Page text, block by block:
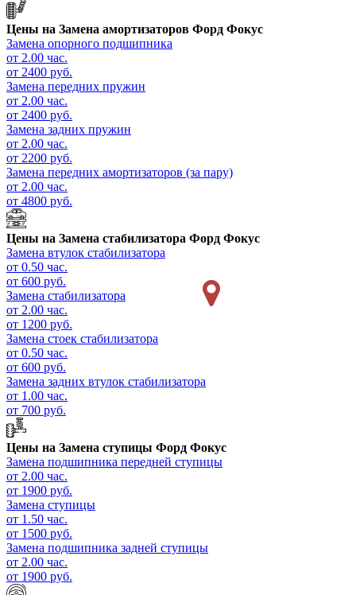
Цены на Замена амортизаторов Форд Фокус
Замена опорного подшипника
от 2.00 час.
от 2400 руб.
Замена передних пружин
от 2.00 час.
от 2400 руб.
Замена задних пружин
от 2.00 час.
от 2200 руб.
Замена передних амортизаторов (за пару)
от 2.00 час.
от 4800 руб.
Цены на Замена стабилизатора Форд Фокус
Замена втулок стабилизатора
от 0.50 час.
от 600 руб.
Замена стабилизатора
от 2.00 час.
от 1200 руб.
Замена стоек стабилизатора
от 0.50 час.
от 600 руб.
Замена задних втулок стабилизатора
от 1.00 час.
от 700 руб.
Цены на Замена ступицы Форд Фокус
Замена подшипника передней ступицы
от 2.00 час.
от 1900 руб.
Замена ступицы
от 1.50 час.
от 1500 руб.
Замена подшипника задней ступицы
от 2.00 час.
от 1900 руб.